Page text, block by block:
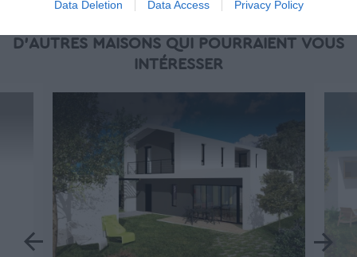
Data Deletion Data Access Privacy Policy
D'AUTRES MAISONS QUI POURRAIENT VOUS
INTÉRESSER